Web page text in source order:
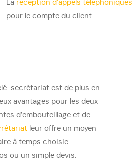
La réception d’appels téléphoniques
pour le compte du client.
secrétariat est de plus en
avantages pour les deux
d’embouteillage et de
leur offre un moyen
à temps choisie.
ou un simple devis.